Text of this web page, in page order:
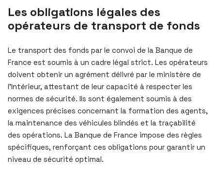
Les obligations légales des
opérateurs de transport de fonds
Le transport des fonds par le convoi de la Banque de
France est soumis à un cadre légal strict. Les opérateurs
doivent obtenir un agrément délivré par le ministère de
l’Intérieur, attestant de leur capacité à respecter les
normes de sécurité. Ils sont également soumis à des
exigences précises concernant la formation des agents,
la maintenance des véhicules blindés et la traçabilité
des opérations. La Banque de France impose des règles
spécifiques, renforçant ces obligations pour garantir un
niveau de sécurité optimal.